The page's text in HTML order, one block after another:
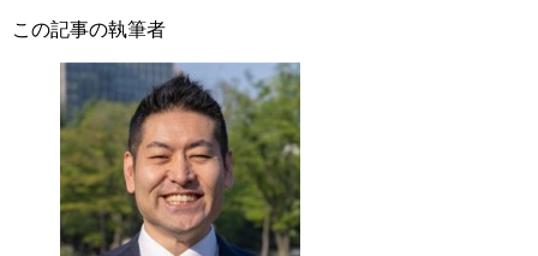
この記事の執筆者